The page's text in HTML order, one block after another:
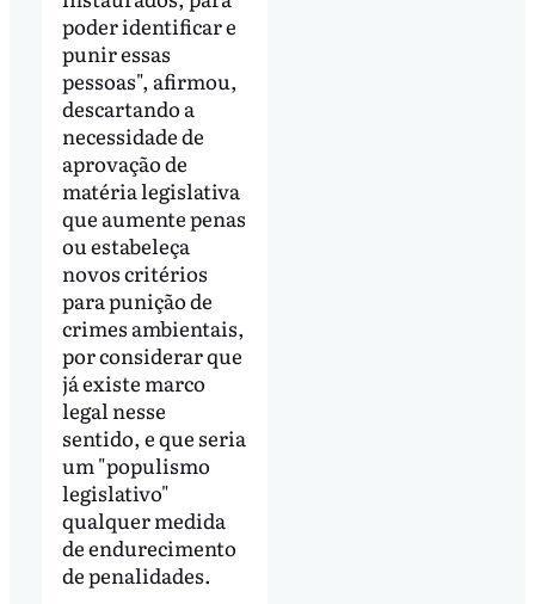
poder identificar e
punir essas
pessoas", afirmou,
descartando a
necessidade de
aprovação de
matéria legislativa
que aumente penas
ou estabeleça
novos critérios
para punição de
crimes ambientais,
por considerar que
já existe marco
legal nesse
sentido, e que seria
um "populismo
legislativo"
qualquer medida
de endurecimento
de penalidades.